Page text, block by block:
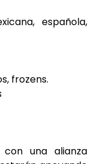
española,
frozens.
con una alianza